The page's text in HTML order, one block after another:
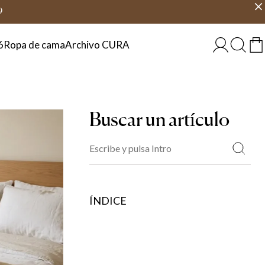
ESPAÑA
Ropa de camaArchivo CURA
Buscar un artículo
ÍNDICE